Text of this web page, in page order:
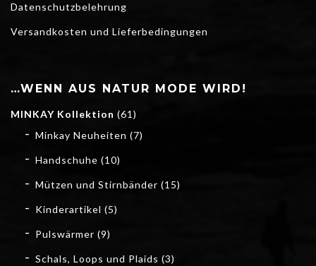
Datenschutzbelehrung
Versandkosten und Lieferbedingungen
…WENN AUS NATUR MODE WIRD!
MINKAY Kollektion (61)
Minkay Neuheiten (7)
Handschuhe (10)
Mützen und Stirnbänder (15)
Kinderartikel (5)
Pulswärmer (9)
Schals, Loops und Plaids (3)